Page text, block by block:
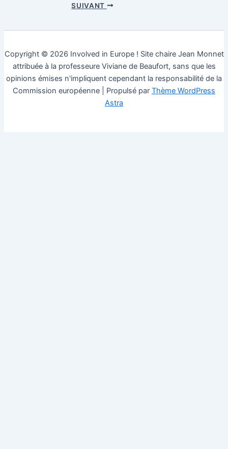
SUIVANT
Copyright © 2026 Involved in Europe ! Site chaire Jean Monnet
attribuée à la professeure Viviane de Beaufort, sans que les
opinions émises n'impliquent cependant la responsabilité de la
Commission européenne | Propulsé par Thème WordPress
Astra